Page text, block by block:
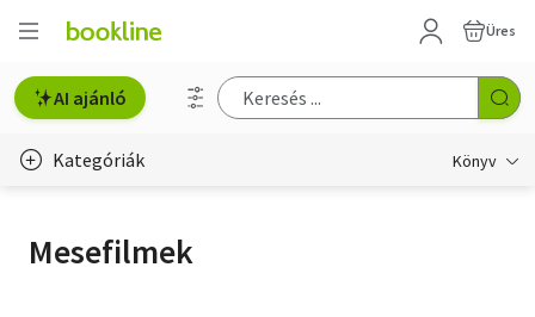
Üres
AI ajánló
Kategóriák Könyv
Erotika
Mesefilmek